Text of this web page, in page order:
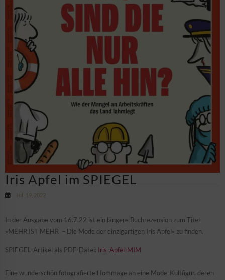
Iris Apfel im SPIEGEL
Juli 19, 2022
In der Ausgabe vom 16.7.22 ist ein längere Buchrezension zum Titel
»MEHR IST MEHR – Die Mode der einzigartigen Iris Apfel« zu finden.
SPIEGEL-Artikel als PDF-Datei: Iris-Apfel-MIM
Eine wunderschön fotografierte Hommage an eine Mode-Kultfigur, deren